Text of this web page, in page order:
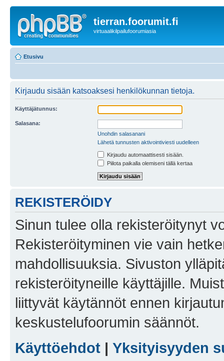
tierran.foorumit.fi
virtuaalikilpailufoorumiasia
Etusivu
Kirjaudu sisään katsoaksesi henkilökunnan tietoja.
Käyttäjätunnus:
Salasana:
Unohdin salasanani
Lähetä tunnusten aktivointiviesti uudelleen
Kirjaudu automaattisesti sisään.
Piilota paikalla olemiseni tällä kertaa
REKISTERÖIDY
Sinun tulee olla rekisteröitynyt
Rekisteröityminen vie vain
mahdollisuuksia. Sivuston
rekisteröityneille käyttäjille.
liittyvät käytännöt ennen
keskustelufoorumin säännöt.
Käyttöehdot | Yksityisyyden